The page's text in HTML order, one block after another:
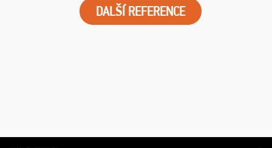
DALŠÍ REFERENCE